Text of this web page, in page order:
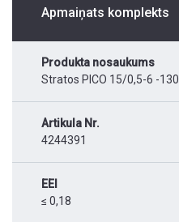
Apmaiņats komplekts
Produkta nosaukums
Stratos PICO 15/0,5-6 -130
Artikula Nr.
4244391
EEI
≤ 0,18